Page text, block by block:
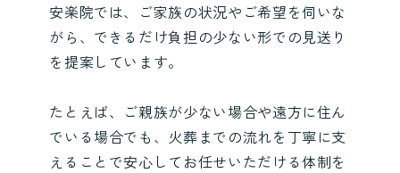
安楽院では、ご家族の状況やご希望を伺いな
がら、できるだけ負担の少ない形での見送り
を提案しています。
たとえば、ご親族が少ない場合や遠方に住ん
でいる場合でも、火葬までの流れを丁寧に支
えることで安心してお任せいただける体制を